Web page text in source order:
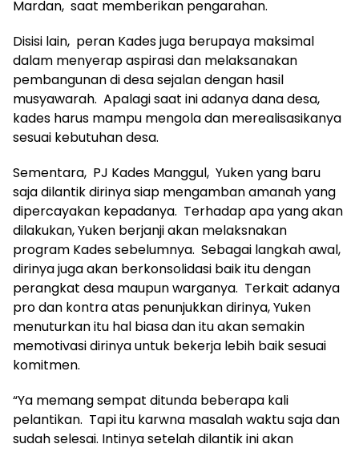
Mardan, saat memberikan pengarahan.
Disisi lain, peran Kades juga berupaya maksimal
dalam menyerap aspirasi dan melaksanakan
pembangunan di desa sejalan dengan hasil
musyawarah. Apalagi saat ini adanya dana desa,
kades harus mampu mengola dan merealisasikanya
sesuai kebutuhan desa.
Sementara, PJ Kades Manggul, Yuken yang baru
saja dilantik dirinya siap mengamban amanah yang
dipercayakan kepadanya. Terhadap apa yang akan
dilakukan, Yuken berjanji akan melaksnakan
program Kades sebelumnya. Sebagai langkah awal,
dirinya juga akan berkonsolidasi baik itu dengan
perangkat desa maupun warganya. Terkait adanya
pro dan kontra atas penunjukkan dirinya, Yuken
menuturkan itu hal biasa dan itu akan semakin
memotivasi dirinya untuk bekerja lebih baik sesuai
komitmen.
“Ya memang sempat ditunda beberapa kali
pelantikan. Tapi itu karwna masalah waktu saja dan
sudah selesai. Intinya setelah dilantik ini akan